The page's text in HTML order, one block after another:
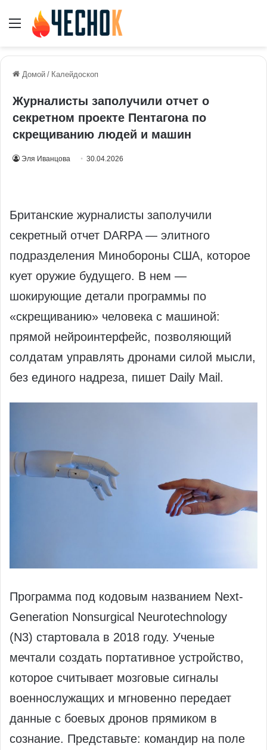
Меню
Домой / Калейдоскоп
Журналисты заполучили отчет о
секретном проекте Пентагона по
скрещиванию людей и машин
Эля Иванцова 30.04.2026
Британские журналисты заполучили
секретный отчет DARPA — элитного
подразделения Минобороны США, которое
кует оружие будущего. В нем —
шокирующие детали программы по
«скрещиванию» человека с машиной:
прямой нейроинтерфейс, позволяющий
солдатам управлять дронами силой мысли,
без единого надреза, пишет Daily Mail.
Программа под кодовым названием Next-
Generation Nonsurgical Neurotechnology
(N3) стартовала в 2018 году. Ученые
мечтали создать портативное устройство,
которое считывает мозговые сигналы
военнослужащих и мгновенно передает
данные с боевых дронов прямиком в
сознание. Представьте: командир на поле